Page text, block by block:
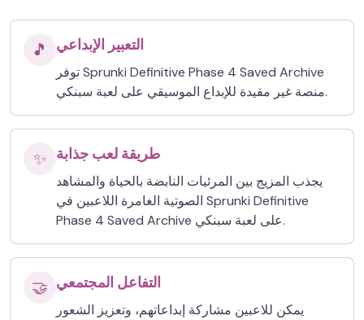
🎵 التعبير الإبداعي
توفر Sprunki Definitive Phase 4 Saved Archive
منصة غير مقيدة للإبداع الموسيقي على لعبة سبنكي.
✨ طريقة لعب جذابة
يجذب المزيج بين المرئيات النابضة بالحياة والمشاهد
الصوتية الغامرة اللاعبين في Sprunki Definitive
Phase 4 Saved Archive على لعبة سبنكي.
🤝 التفاعل المجتمعي
يمكن للاعبين مشاركة إبداعاتهم، وتعزيز الشعور